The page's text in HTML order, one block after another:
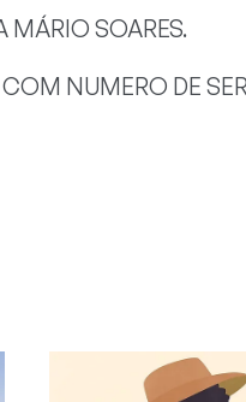
MÁRIO SOARES.
NUMERO DE